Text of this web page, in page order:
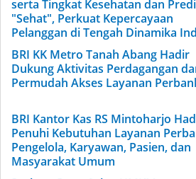
serta Tingkat Kesehatan dan
"Sehat", Perkuat Kepercayaan
Pelanggan di Tengah Dinamika
BRI KK Metro Tanah Abang Hadir
Dukung Aktivitas Perdagangan
Permudah Akses Layanan
BRI Kantor Kas RS Mintoharjo
Penuhi Kebutuhan Layanan
Pengelola, Karyawan, Pasien, dan
Masyarakat Umum